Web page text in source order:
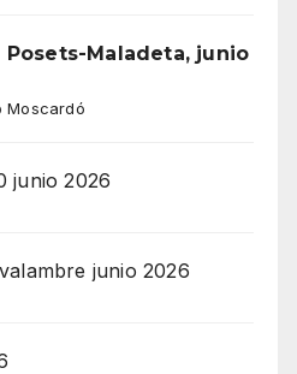
Posets-Maladeta, junio
Moscardó
junio 2026
junio 2026